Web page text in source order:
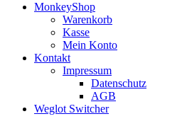
MonkeyShop
Warenkorb
Kasse
Mein Konto
Kontakt
Impressum
Datenschutz
AGB
Weglot Switcher